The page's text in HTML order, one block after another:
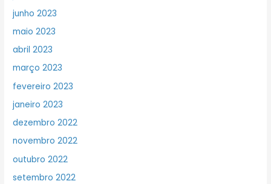
junho 2023
maio 2023
abril 2023
março 2023
fevereiro 2023
janeiro 2023
dezembro 2022
novembro 2022
outubro 2022
setembro 2022